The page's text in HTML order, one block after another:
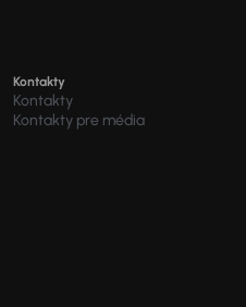
Kontakty
Kontakty
Kontakty pre média